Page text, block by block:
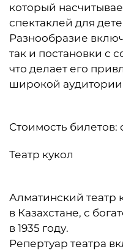
который
спектаклей для
Разнообразие
так и постановки с
что делает его
широкой
Стоимость билетов:
Театр кукол
Алматинский театр
в Казахстане, с
в 1935 году.
Репертуар театра